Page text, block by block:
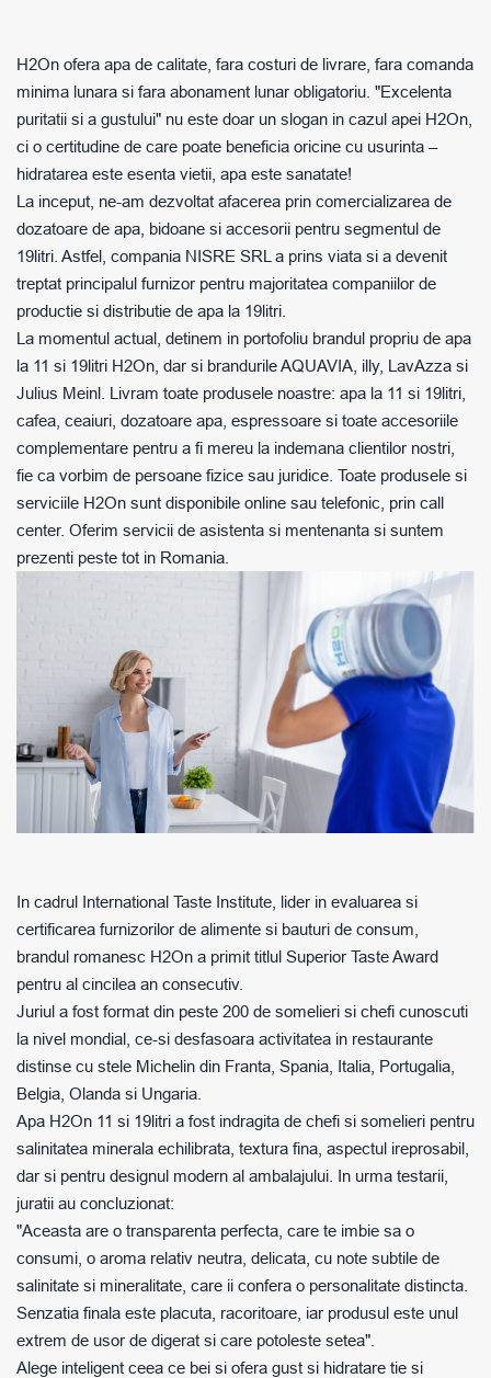
H2On ofera apa de calitate, fara costuri de livrare, fara comanda
minima lunara si fara abonament lunar obligatoriu. "Excelenta
puritatii si a gustului" nu este doar un slogan in cazul apei H2On,
ci o certitudine de care poate beneficia oricine cu usurinta –
hidratarea este esenta vietii, apa este sanatate!
La inceput, ne-am dezvoltat afacerea prin comercializarea de
dozatoare de apa, bidoane si accesorii pentru segmentul de
19litri. Astfel, compania NISRE SRL a prins viata si a devenit
treptat principalul furnizor pentru majoritatea companiilor de
productie si distributie de apa la 19litri.
La momentul actual, detinem in portofoliu brandul propriu de apa
la 11 si 19litri H2On, dar si brandurile AQUAVIA, illy, LavAzza si
Julius Meinl. Livram toate produsele noastre: apa la 11 si 19litri,
cafea, ceaiuri, dozatoare apa, espressoare si toate accesoriile
complementare pentru a fi mereu la indemana clientilor nostri,
fie ca vorbim de persoane fizice sau juridice. Toate produsele si
serviciile H2On sunt disponibile online sau telefonic, prin call
center. Oferim servicii de asistenta si mentenanta si suntem
prezenti peste tot in Romania.
In cadrul International Taste Institute, lider in evaluarea si
certificarea furnizorilor de alimente si bauturi de consum,
brandul romanesc H2On a primit titlul Superior Taste Award
pentru al cincilea an consecutiv.
Juriul a fost format din peste 200 de somelieri si chefi cunoscuti
la nivel mondial, ce-si desfasoara activitatea in restaurante
distinse cu stele Michelin din Franta, Spania, Italia, Portugalia,
Belgia, Olanda si Ungaria.
Apa H2On 11 si 19litri a fost indragita de chefi si somelieri pentru
salinitatea minerala echilibrata, textura fina, aspectul ireprosabil,
dar si pentru designul modern al ambalajului. In urma testarii,
juratii au concluzionat:
"Aceasta are o transparenta perfecta, care te imbie sa o
consumi, o aroma relativ neutra, delicata, cu note subtile de
salinitate si mineralitate, care ii confera o personalitate distincta.
Senzatia finala este placuta, racoritoare, iar produsul este unul
extrem de usor de digerat si care potoleste setea".
Alege inteligent ceea ce bei si ofera gust si hidratare tie si